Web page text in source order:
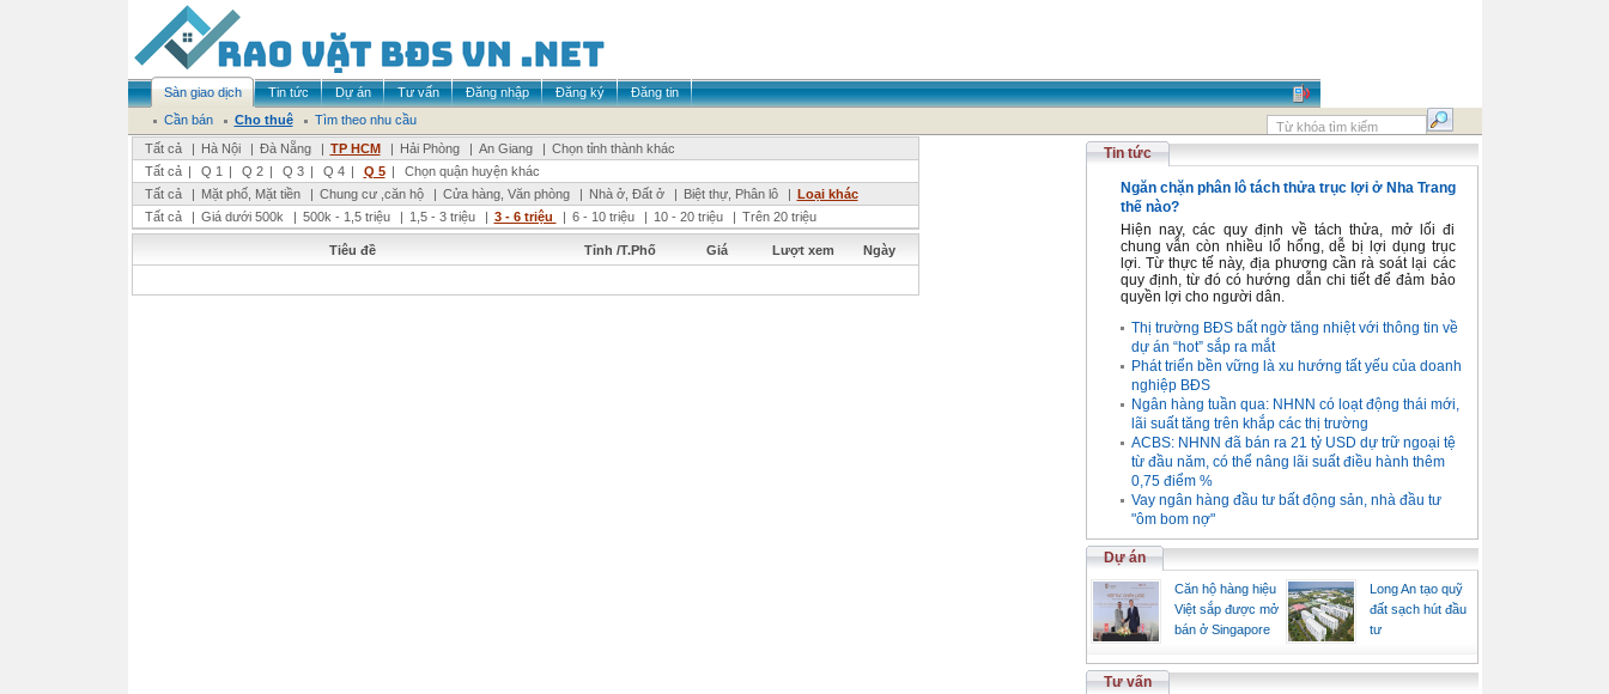
Sàn giao dịch Tin tức Dự án Tư vấn Đăng nhập Đăng ký
Đăng tin
Cần bán
Cho thuê
Tìm theo nhu cầu
Tất cả
| Hà Nội | Đà Nẵng | TP HCM | Hải Phòng | An Giang | Chọn tỉnh thành khác
Tất cả | Q 1 | Q 2 | Q 3 | Q 4 | Q 5 |
Chọn quận huyện khác
Tất cả
| Mặt phố, Mặt tiền | Chung cư ,căn hộ | Cửa hàng, Văn phòng | Nhà ở, Đất ở | Biệt thự, Phân lô | Loại khác
Tất cả
| Giá dưới 500k | 500k - 1,5 triệu | 1,5 - 3 triệu | 3 - 6 triệu | 6 - 10 triệu | 10 - 20 triệu | Trên 20 triệu
Tiêu đề Tỉnh /T.Phố Giá Lượt xem Ngày
Tin tức
Ngăn chặn phân lô tách thửa trục lợi ở Nha Trang
thế nào?
Hiện nay, các quy định về tách thửa, mở lối đi
chung vẫn còn nhiều lổ hổng, dễ bị lợi dụng trục
lợi. Từ thực tế này, địa phương cần rà soát lại các
quy định, từ đó có hướng dẫn chi tiết để đảm bảo
quyền lợi cho người dân.
Thị trường BĐS bất ngờ tăng nhiệt với thông tin về
dự án “hot” sắp ra mắt
Phát triển bền vững là xu hướng tất yếu của doanh
nghiệp BĐS
Ngân hàng tuần qua: NHNN có loạt động thái mới,
lãi suất tăng trên khắp các thị trường
ACBS: NHNN đã bán ra 21 tỷ USD dự trữ ngoại tệ
từ đầu năm, có thể nâng lãi suất điều hành thêm
0,75 điểm %
Vay ngân hàng đầu tư bất động sản, nhà đầu tư
"ôm bom nợ"
Dự án
Căn hộ hàng hiệu
Việt sắp được mở
bán ở Singapore
Long An tạo quỹ
đất sạch hút đầu
tư
Tư vấn